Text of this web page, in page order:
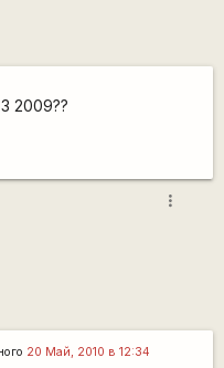
2009??
more_vert
20 Май, 2010 в 12:34